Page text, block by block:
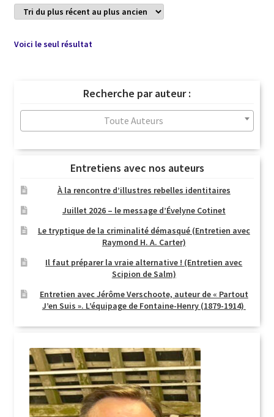
Voici le seul résultat
Recherche par auteur :
Toute Auteurs
Entretiens avec nos auteurs
À la rencontre d’illustres rebelles identitaires
Juillet 2026 – le message d’Évelyne Cotinet
Le tryptique de la criminalité démasqué (Entretien avec
Raymond H. A. Carter)
Il faut préparer la vraie alternative ! (Entretien avec
Scipion de Salm)
Entretien avec Jérôme Verschoote, auteur de « Partout
J’en Suis ». L’équipage de Fontaine-Henry (1879-1914)